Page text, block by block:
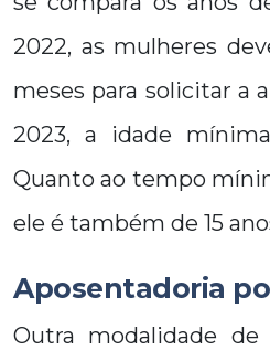
2022, as mulheres
meses para solicitar a
2023, a idade
Quanto ao tempo
ele é também de 15
Aposentadoria
Outra modalidade de